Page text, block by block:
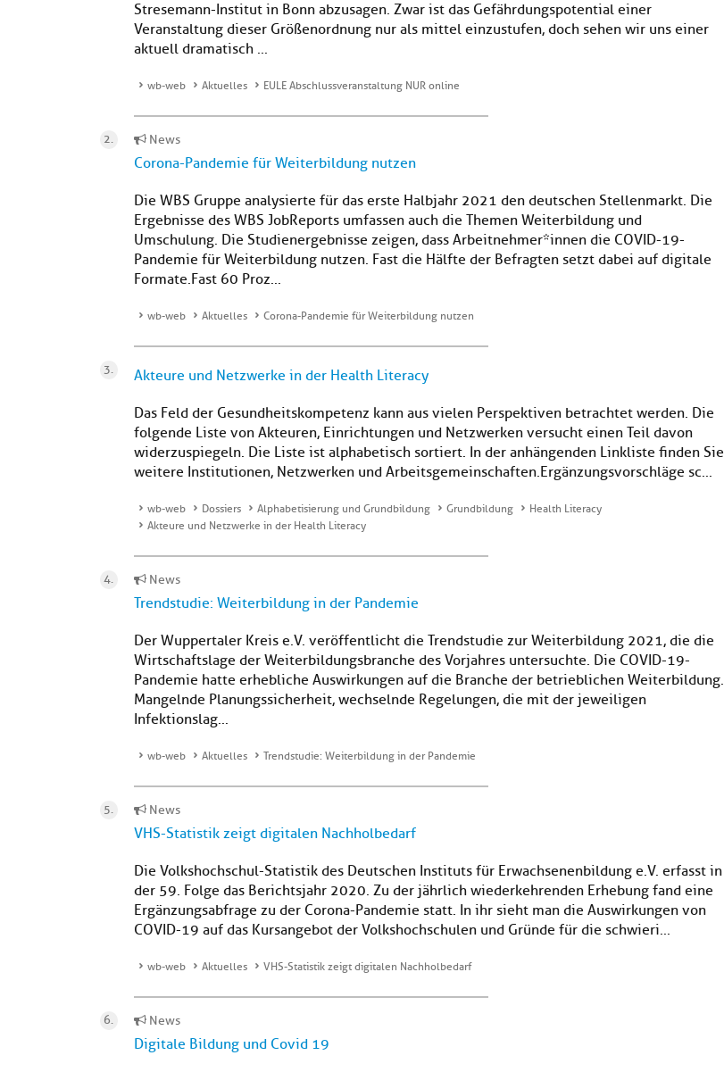
Stresemann-Institut in Bonn abzusagen. Zwar ist das Gefährdungspotential einer
Veranstaltung dieser Größenordnung nur als mittel einzustufen, doch sehen wir uns einer
aktuell dramatisch ...
wb-web Aktuelles EULE Abschlussveranstaltung NUR online
News
Corona-Pandemie für Weiterbildung nutzen
Die WBS Gruppe analysierte für das erste Halbjahr 2021 den deutschen Stellenmarkt. Die
Ergebnisse des WBS JobReports umfassen auch die Themen Weiterbildung und
Umschulung. Die Studienergebnisse zeigen, dass Arbeitnehmer*innen die COVID-19-
Pandemie für Weiterbildung nutzen. Fast die Hälfte der Befragten setzt dabei auf digitale
Formate.Fast 60 Proz...
wb-web Aktuelles Corona-Pandemie für Weiterbildung nutzen
Akteure und Netzwerke in der Health Literacy
Das Feld der Gesundheitskompetenz kann aus vielen Perspektiven betrachtet werden. Die
folgende Liste von Akteuren, Einrichtungen und Netzwerken versucht einen Teil davon
widerzuspiegeln. Die Liste ist alphabetisch sortiert. In der anhängenden Linkliste finden Sie
weitere Institutionen, Netzwerken und Arbeitsgemeinschaften.Ergänzungsvorschläge sc...
wb-web Dossiers Alphabetisierung und Grundbildung Grundbildung
Health Literacy
Akteure und Netzwerke in der Health Literacy
News
Trendstudie: Weiterbildung in der Pandemie
Der Wuppertaler Kreis e.V. veröffentlicht die Trendstudie zur Weiterbildung 2021, die die
Wirtschaftslage der Weiterbildungsbranche des Vorjahres untersuchte. Die COVID-19-
Pandemie hatte erhebliche Auswirkungen auf die Branche der betrieblichen Weiterbildung.
Mangelnde Planungssicherheit, wechselnde Regelungen, die mit der jeweiligen
Infektionslag...
wb-web Aktuelles Trendstudie: Weiterbildung in der Pandemie
News
VHS-Statistik zeigt digitalen Nachholbedarf
Die Volkshochschul-Statistik des Deutschen Instituts für Erwachsenenbildung e.V. erfasst in
der 59. Folge das Berichtsjahr 2020. Zu der jährlich wiederkehrenden Erhebung fand eine
Ergänzungsabfrage zu der Corona-Pandemie statt. In ihr sieht man die Auswirkungen von
COVID-19 auf das Kursangebot der Volkshochschulen und Gründe für die schwieri...
wb-web Aktuelles VHS-Statistik zeigt digitalen Nachholbedarf
News
Digitale Bildung und Covid 19